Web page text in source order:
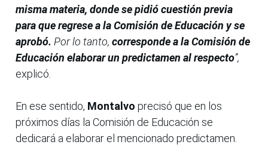
misma materia, donde se pidió cuestión previa
para que regrese a la Comisión de Educación y se
aprobó. Por lo tanto, corresponde a la Comisión de
Educación elaborar un predictamen al respecto”,
explicó.
En ese sentido, Montalvo precisó que en los
próximos días la Comisión de Educación se
dedicará a elaborar el mencionado predictamen.